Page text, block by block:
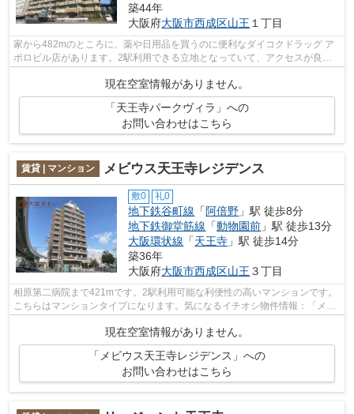
築44年
大阪府大阪市西成区山王 １丁目
家から482mのところに、薬や日用品を買うのに便利なダイコクドラッグ ア
ポロビル店があります。2駅利用できる立地となっていて、アクセスが良い
です。徒歩3分で駅にアクセス可能な、魅...
現在空室情報がありません。
「天王寺パークヴィラ」への
お問い合わせはこちら
賃貸 | マンション メビウス天王寺レジデンス
敷0 礼0
地下鉄谷町線 「 阿倍野 」駅 徒歩8分
地下鉄御堂筋線 「動物園前 」駅 徒歩13分
大阪環状線 「天王寺 」駅 徒歩14分
築36年
大阪府大阪市西成区山王 ３丁目
相原第二病院まで421mです。2駅利用可能な利便性の高いマンションです。
こちらはマンションタイプになります。気になるイチオシ物件情報：「メビ
現在空室情報がありません。
「メビウス天王寺レジデンス」への
お問い合わせはこちら